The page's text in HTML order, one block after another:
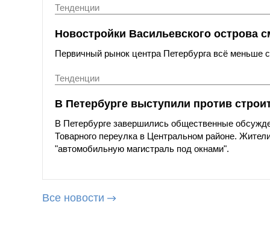
Тенденции
Новостройки Васильевского острова
Первичный рынок центра Петербурга всё меньше
Тенденции
В Петербурге выступили против
В Петербурге завершились общественные
Товарного переулка в Центральном районе.
"автомобильную магистраль под окнами".
Все новости